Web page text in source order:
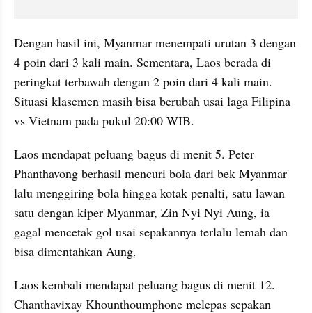
Dengan hasil ini, Myanmar menempati urutan 3 dengan
4 poin dari 3 kali main. Sementara, Laos berada di
peringkat terbawah dengan 2 poin dari 4 kali main.
Situasi klasemen masih bisa berubah usai laga Filipina
vs Vietnam pada pukul 20:00 WIB.
Laos mendapat peluang bagus di menit 5. Peter
Phanthavong berhasil mencuri bola dari bek Myanmar
lalu menggiring bola hingga kotak penalti, satu lawan
satu dengan kiper Myanmar, Zin Nyi Nyi Aung, ia
gagal mencetak gol usai sepakannya terlalu lemah dan
bisa dimentahkan Aung.
Laos kembali mendapat peluang bagus di menit 12.
Chanthavixay Khounthoumphone melepas sepakan